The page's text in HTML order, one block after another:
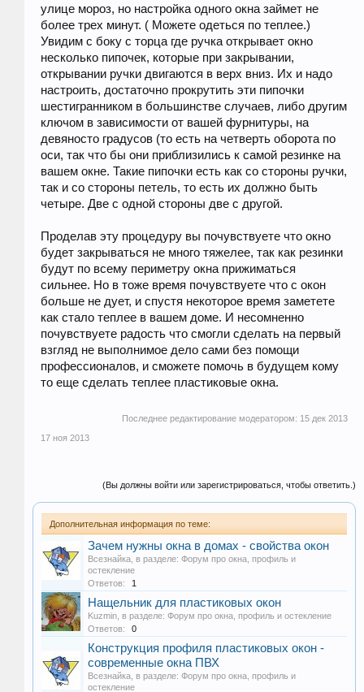
улице мороз, но настройка одного окна займет не
более трех минут. ( Можете одеться по теплее.)
Увидим с боку с торца где ручка открывает окно
несколько пипочек, которые при закрывании,
открывании ручки двигаются в верх вниз. Их и надо
настроить, достаточно прокрутить эти пипочки
шестигранником в большинстве случаев, либо другим
ключом в зависимости от вашей фурнитуры, на
девяносто градусов (то есть на четверть оборота по
оси, так что бы они приблизились к самой резинке на
вашем окне. Такие пипочки есть как со стороны ручки,
так и со стороны петель, то есть их должно быть
четыре. Две с одной стороны две с другой.
Проделав эту процедуру вы почувствуете что окно
будет закрываться не много тяжелее, так как резинки
будут по всему периметру окна прижиматься
сильнее. Но в тоже время почувствуете что с окон
больше не дует, и спустя некоторое время заметете
как стало теплее в вашем доме. И несомненно
почувствуете радость что смогли сделать на первый
взгляд не выполнимое дело сами без помощи
профессионалов, и сможете помочь в будущем кому
то еще сделать теплее пластиковые окна.
Последнее редактирование модератором: 15 дек 2013
17 ноя 2013
(Вы должны войти или зарегистрироваться, чтобы ответить.)
Дополнительная информация по теме:
Зачем нужны окна в домах - свойства окон
Всезнайка , в разделе: Форум про окна, профиль и
остекление
Ответов:
1
Нащельник для пластиковых окон
Kuzmin , в разделе: Форум про окна, профиль и остекление
Ответов:
0
Конструкция профиля пластиковых окон -
современные окна ПВХ
Всезнайка , в разделе: Форум про окна, профиль и
остекление